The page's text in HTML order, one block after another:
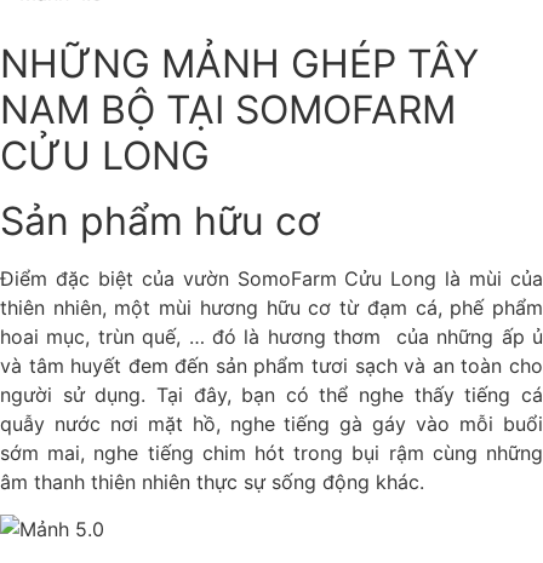
NHỮNG MẢNH GHÉP TÂY
NAM BỘ TẠI SOMOFARM
CỬU LONG
Sản phẩm hữu cơ
Điểm đặc biệt của vườn SomoFarm Cửu Long là mùi của
thiên nhiên, một mùi hương hữu cơ từ đạm cá, phế phẩm
hoai mục, trùn quế, … đó là hương thơm của những ấp ủ
và tâm huyết đem đến sản phẩm tươi sạch và an toàn cho
người sử dụng. Tại đây, bạn có thể nghe thấy tiếng cá
quẫy nước nơi mặt hồ, nghe tiếng gà gáy vào mỗi buổi
sớm mai, nghe tiếng chim hót trong bụi rậm cùng những
âm thanh thiên nhiên thực sự sống động khác.